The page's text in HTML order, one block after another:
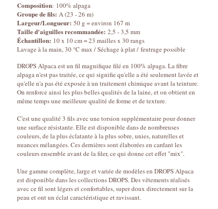
Composition: 100% alpaga
Groupe de fils: A (23 - 26 m)
Largeur/Longueur: 50 g = environ 167 m
Taille d'aiguilles recommandée: 2,5 - 3,5 mm
Échantillon: 10 x 10 cm = 23 mailles x 30 rangs
Lavage à la main, 30 °C max / Séchage à plat / feutrage possible
DROPS Alpaca est un fil magnifique filé en 100% alpaga. La fibre
alpaga n'est pas traitée, ce qui signifie qu'elle a été seulement lavée et
qu'elle n'a pas été exposée à un traitement chimique avant la teinture.
On renforce ainsi les plus belles qualités de la laine, et on obtient en
même temps une meilleure qualité de forme et de texture.
C'est une qualité 3 fils avec une torsion supplémentaire pour donner
une surface résistante. Elle est disponible dans de nombreuses
couleurs, de la plus éclatante à la plus sobre, unies, naturelles et
nuances mélangées. Ces dernières sont élaborées en cardant les
couleurs ensemble avant de la filer, ce qui donne cet effet "mix".
Une gamme complète, large et variée de modèles en DROPS Alpaca
est disponible dans les collections DROPS. Des vêtements réalisés
avec ce fil sont légers et confortables, super doux directement sur la
peau et ont un éclat caractéristique et ravissant.